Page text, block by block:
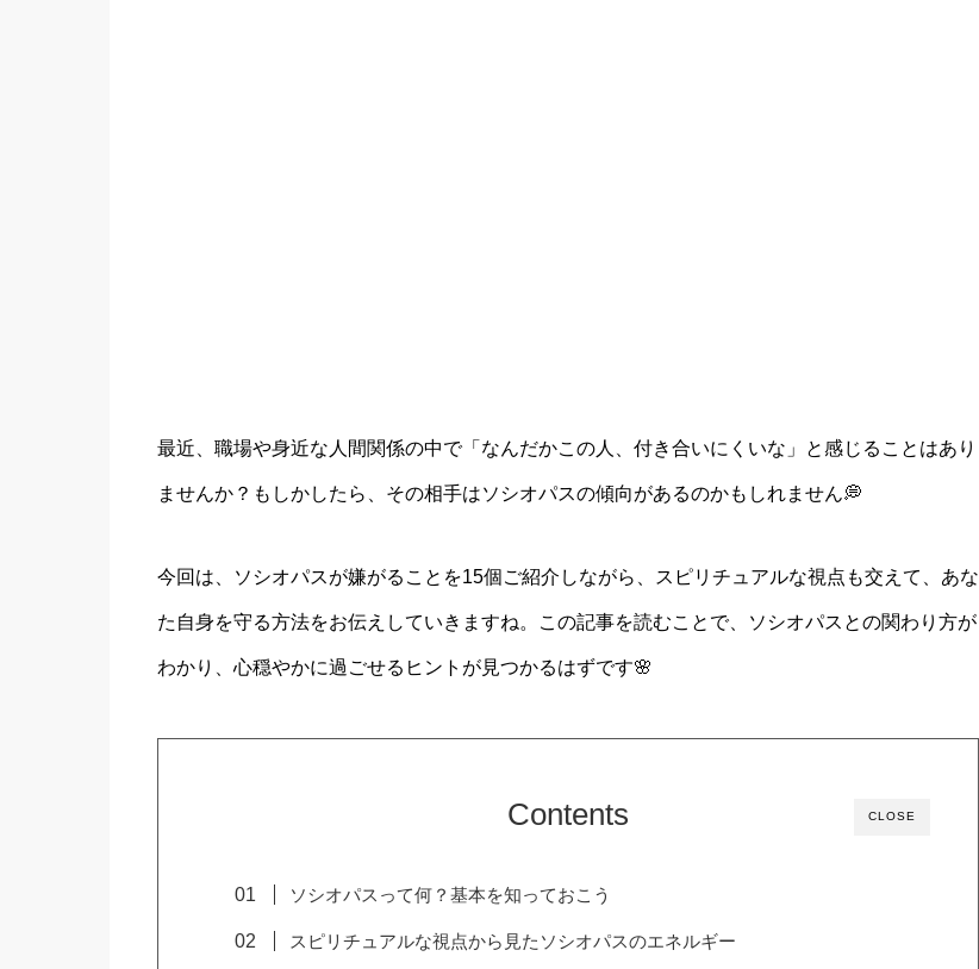
最近、職場や身近な人間関係の中で「なんだかこの人、付き合いにくいな」と感じることはあり
ませんか？もしかしたら、その相手はソシオパスの傾向があるのかもしれません💭
今回は、ソシオパスが嫌がることを15個ご紹介しながら、スピリチュアルな視点も交えて、あな
た自身を守る方法をお伝えしていきますね。この記事を読むことで、ソシオパスとの関わり方が
わかり、心穏やかに過ごせるヒントが見つかるはずです🌸
CLOSE
Contents
ソシオパスって何？基本を知っておこう
スピリチュアルな視点から見たソシオパスのエネルギー